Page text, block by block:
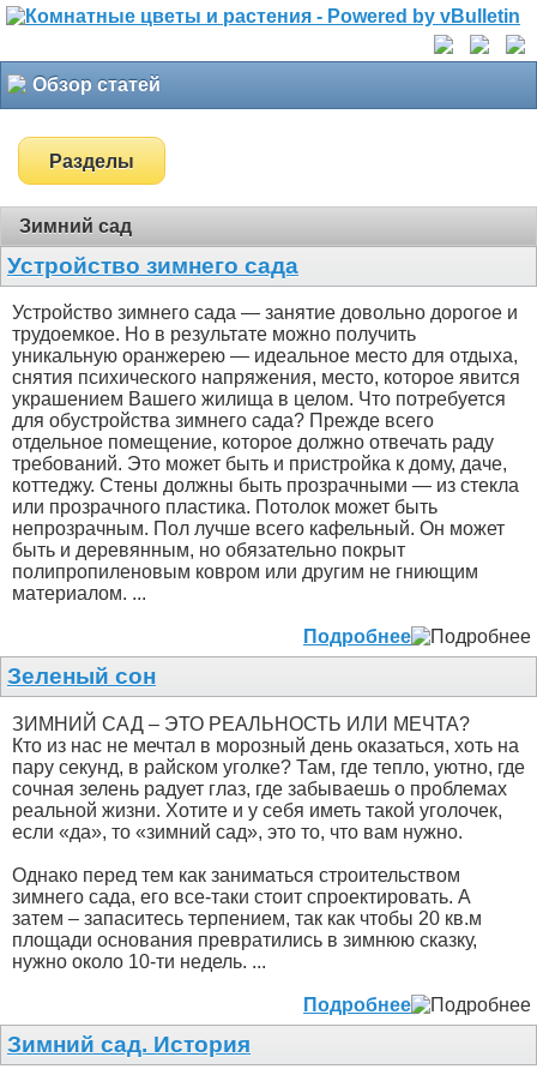
Обзор статей
Разделы
Зимний сад
Устройство зимнего сада
Устройство зимнего сада — занятие довольно дорогое и
трудоемкое. Но в результате можно получить
уникальную оранжерею — идеальное место для отдыха,
снятия психического напряжения, место, которое явится
украшением Вашего жилища в целом. Что потребуется
для обустройства зимнего сада? Прежде всего
отдельное помещение, которое должно отвечать раду
требований. Это может быть и пристройка к дому, даче,
коттеджу. Стены должны быть прозрачными — из стекла
или прозрачного пластика. Потолок может быть
непрозрачным. Пол лучше всего кафельный. Он может
быть и деревянным, но обязательно покрыт
полипропиленовым ковром или другим не гниющим
материалом. ...
Подробнее
Зеленый сон
ЗИМНИЙ САД – ЭТО РЕАЛЬНОСТЬ ИЛИ МЕЧТА?
Кто из нас не мечтал в морозный день оказаться, хоть на
пару секунд, в райском уголке? Там, где тепло, уютно, где
сочная зелень радует глаз, где забываешь о проблемах
реальной жизни. Хотите и у себя иметь такой уголочек,
если «да», то «зимний сад», это то, что вам нужно.
Однако перед тем как заниматься строительством
зимнего сада, его все-таки стоит спроектировать. А
затем – запаситесь терпением, так как чтобы 20 кв.м
площади основания превратились в зимнюю сказку,
нужно около 10-ти недель. ...
Подробнее
Зимний сад. История